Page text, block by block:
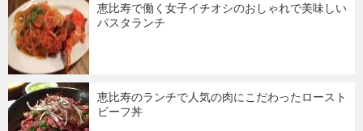
恵比寿で働く女子イチオシのおしゃれで美味しい
パスタランチ
恵比寿のランチで人気の肉にこだわったロースト
ビーフ丼